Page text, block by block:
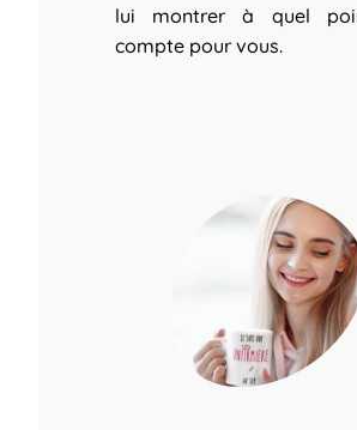
lui montrer à quel
compte pour vous.